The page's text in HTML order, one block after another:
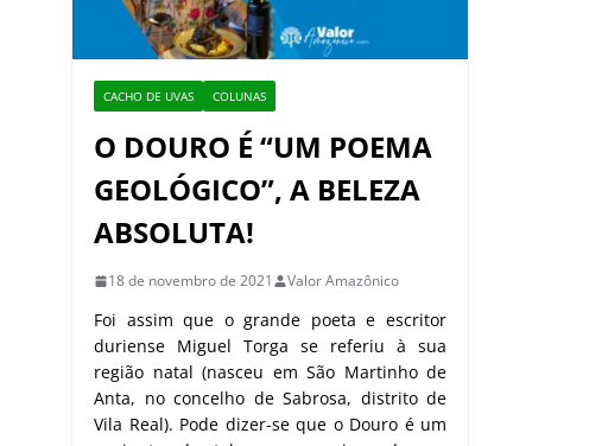
CACHO DE UVAS COLUNAS
O DOURO É “UM POEMA
GEOLÓGICO”, A BELEZA
ABSOLUTA!
18 de novembro de 2021 Valor Amazônico
Foi assim que o grande poeta e escritor
duriense Miguel Torga se referiu à sua
região natal (nasceu em São Martinho de
Anta, no concelho de Sabrosa, distrito de
Vila Real). Pode dizer-se que o Douro é um